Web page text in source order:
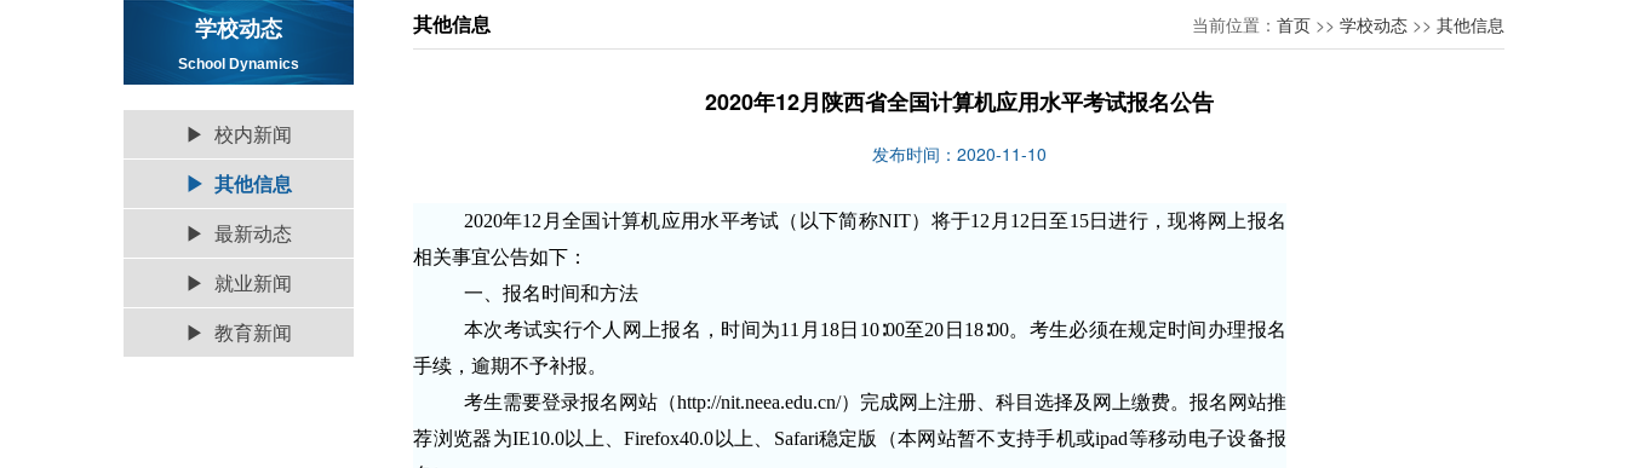
学校动态
School Dynamics
▶ 校内新闻
▶ 其他信息
▶ 最新动态
▶ 就业新闻
▶ 教育新闻
其他信息 当前位置： 首页>> 学校动态>> 其他信息
2020年12月陕西省全国计算机应用水平考试报名公告
发布时间：2020-11-10
2020年12月全国计算机应用水平考试（以下简称NIT）将于12月12日至15日进行，现将网上报名
相关事宜公告如下：
一、报名时间和方法
本次考试实行个人网上报名，时间为11月18日10∶00至20日18∶00。考生必须在规定时间办理报名
手续，逾期不予补报。
考生需要登录报名网站（http://nit.neea.edu.cn/）完成网上注册、科目选择及网上缴费。报名网站推
荐浏览器为IE10.0以上、Firefox40.0以上、Safari稳定版（本网站暂不支持手机或ipad等移动电子设备报